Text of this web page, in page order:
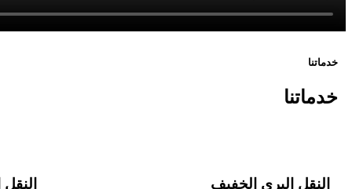
خدماتنا
خدماتنا
النقل البري الخفيف